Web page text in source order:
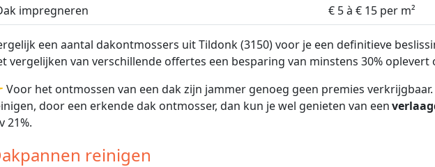
impregneren
€ 5 à € 15 per m²
een aantal dakontmossers uit Tildonk (3150) voor je een definitieve
vergelijken van verschillende offertes een besparing van minstens 30% oplevert
Voor het ontmossen van een dak zijn jammer genoeg geen premies
door een erkende dak ontmosser, dan kun je wel genieten van een
21%.
reinigen